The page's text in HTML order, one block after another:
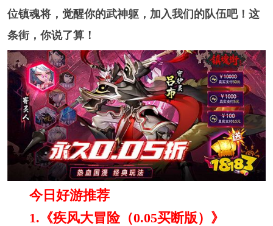
位镇魂将，觉醒你的武神躯，加入我们的队伍吧！这
条街，你说了算！
今日好游推荐
1.《疾风大冒险（0.05买断版）》